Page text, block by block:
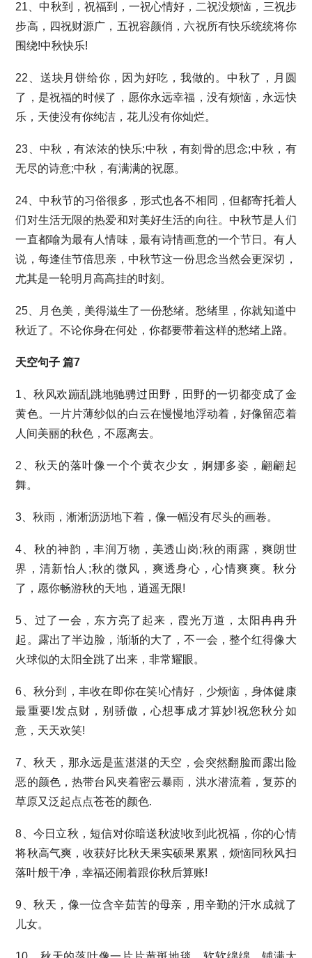
21、中秋到，祝福到，一祝心情好，二祝没烦恼，三祝步
步高，四祝财源广，五祝容颜俏，六祝所有快乐统统将你
围绕!中秋快乐!
22、送块月饼给你，因为好吃，我做的。中秋了，月圆
了，是祝福的时候了，愿你永远幸福，没有烦恼，永远快
乐，天使没有你纯洁，花儿没有你灿烂。
23、中秋，有浓浓的快乐;中秋，有刻骨的思念;中秋，有
无尽的诗意;中秋，有满满的祝愿。
24、中秋节的习俗很多，形式也各不相同，但都寄托着人
们对生活无限的热爱和对美好生活的向往。中秋节是人们
一直都喻为最有人情味，最有诗情画意的一个节日。有人
说，每逢佳节倍思亲，中秋节这一份思念当然会更深切，
尤其是一轮明月高高挂的时刻。
25、月色美，美得滋生了一份愁绪。愁绪里，你就知道中
秋近了。不论你身在何处，你都要带着这样的愁绪上路。
天空句子 篇7
1、秋风欢蹦乱跳地驰骋过田野，田野的一切都变成了金
黄色。一片片薄纱似的白云在慢慢地浮动着，好像留恋着
人间美丽的秋色，不愿离去。
2、秋天的落叶像一个个黄衣少女，婀娜多姿，翩翩起
舞。
3、秋雨，淅淅沥沥地下着，像一幅没有尽头的画卷。
4、秋的神韵，丰润万物，美透山岗;秋的雨露，爽朗世
界，清新怡人;秋的微风，爽透身心，心情爽爽。秋分
了，愿你畅游秋的天地，逍遥无限!
5、过了一会，东方亮了起来，霞光万道，太阳冉冉升
起。露出了半边脸，渐渐的大了，不一会，整个红得像大
火球似的太阳全跳了出来，非常耀眼。
6、秋分到，丰收在即你在笑!心情好，少烦恼，身体健康
最重要!发点财，别骄傲，心想事成才算妙!祝您秋分如
意，天天欢笑!
7、秋天，那永远是蓝湛湛的天空，会突然翻脸而露出险
恶的颜色，热带台风夹着密云暴雨，洪水潜流着，复苏的
草原又泛起点点苍苍的颜色.
8、今日立秋，短信对你暗送秋波!收到此祝福，你的心情
将秋高气爽，收获好比秋天果实硕果累累，烦恼同秋风扫
落叶般干净，幸福还闹着跟你秋后算账!
9、秋天，像一位含辛茹苦的母亲，用辛勤的汗水成就了
儿女。